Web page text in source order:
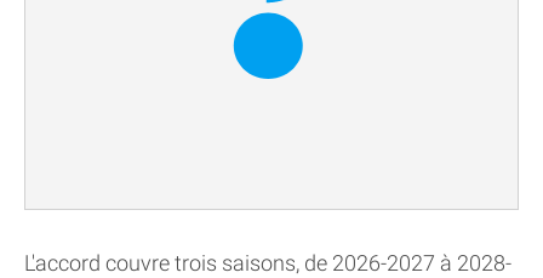
L'accord couvre trois saisons, de 2026-2027 à 2028-